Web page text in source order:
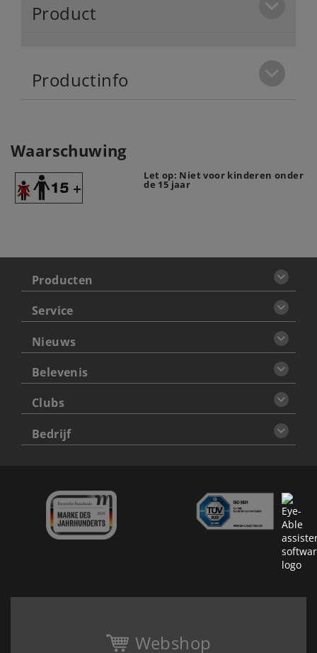
Product
Productinfo
Waarschuwing
Let op: Niet voor kinderen onder
de 15 jaar
Producten
Service
Nieuws
Belevenis
Clubs
Bedrijf
Webshop